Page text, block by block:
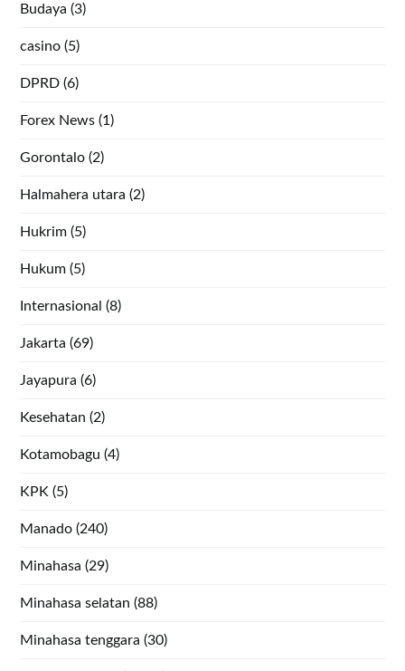
Budaya (3)
casino (5)
DPRD (6)
Forex News (1)
Gorontalo (2)
Halmahera utara (2)
Hukrim (5)
Hukum (5)
Internasional (8)
Jakarta (69)
Jayapura (6)
Kesehatan (2)
Kotamobagu (4)
KPK (5)
Manado (240)
Minahasa (29)
Minahasa selatan (88)
Minahasa tenggara (30)